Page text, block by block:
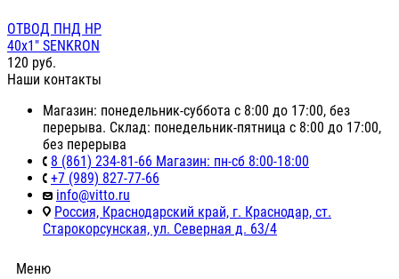
ОТВОД ПНД НР
40х1" SENKRON
120 руб.
Наши контакты
Магазин: понедельник-суббота с 8:00 до 17:00, без
перерыва. Склад: понедельник-пятница с 8:00 до 17:00,
без перерыва
8 (861) 234-81-66 Магазин: пн-сб 8:00-18:00
+7 (989) 827-77-66
info@vitto.ru
Россия, Краснодарский край, г. Краснодар, ст.
Старокорсунская, ул. Северная д. 63/4
Меню